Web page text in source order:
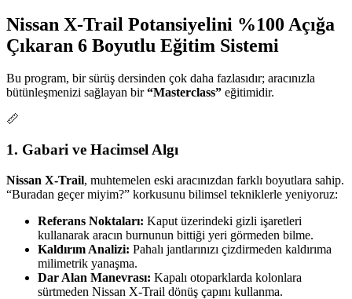
Nissan X-Trail Potansiyelini %100 Açığa
Çıkaran 6 Boyutlu Eğitim Sistemi
Bu program, bir sürüş dersinden çok daha fazlasıdır; aracınızla
bütünleşmenizi sağlayan bir“Masterclass” eğitimidir.
📏
1. Gabari ve Hacimsel Algı
Nissan X-Trail, muhtemelen eski aracınızdan farklı boyutlara sahip.
“Buradan geçer miyim?” korkusunu bilimsel tekniklerle yeniyoruz:
Referans Noktaları: Kaput üzerindeki gizli işaretleri
kullanarak aracın burnunun bittiği yeri görmeden bilme.
Kaldırım Analizi: Pahalı jantlarınızı çizdirmeden kaldırıma
milimetrik yanaşma.
Dar Alan Manevrası: Kapalı otoparklarda kolonlara
sürtmeden Nissan X-Trail dönüş çapını kullanma.